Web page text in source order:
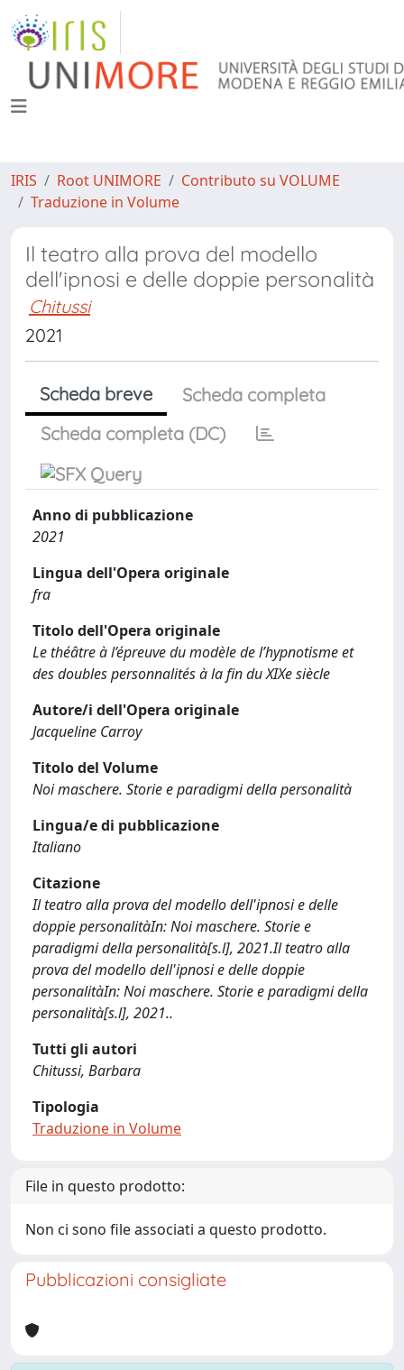
IRIS Root UNIMORE
Contributo su VOLUME
Traduzione in Volume
Il teatro alla prova del modello
dell'ipnosi e delle doppie personalità
Chitussi
2021
Scheda breve
Scheda completa
Scheda completa (DC)
Anno di pubblicazione
2021
Lingua dell'Opera originale
fra
Titolo dell'Opera originale
Le théâtre à l’épreuve du modèle de l’hypnotisme et
des doubles personnalités à la fin du XIXe siècle
Autore/i dell'Opera originale
Jacqueline Carroy
Titolo del Volume
Noi maschere. Storie e paradigmi della personalità
Lingua/e di pubblicazione
Italiano
Citazione
Il teatro alla prova del modello dell'ipnosi e delle
doppie personalitàIn: Noi maschere. Storie e
paradigmi della personalità[s.l], 2021.Il teatro alla
prova del modello dell'ipnosi e delle doppie
personalitàIn: Noi maschere. Storie e paradigmi della
personalità[s.l], 2021..
Tutti gli autori
Chitussi, Barbara
Tipologia
Traduzione in Volume
File in questo prodotto:
Non ci sono file associati a questo prodotto.
Pubblicazioni consigliate